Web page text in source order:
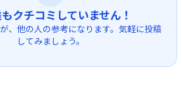
クチコミしていません！
、他の人の参考になります。気軽に投稿
してみましょう。